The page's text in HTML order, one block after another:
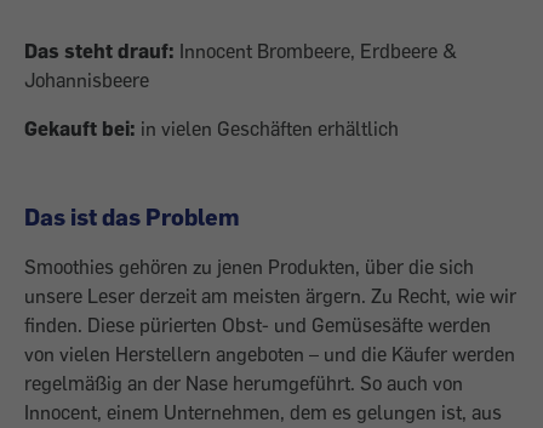
Das steht drauf: Innocent Brombeere, Erdbeere &
Johannisbeere
Gekauft bei: in vielen Geschäften erhältlich
Das ist das Problem
Smoothies gehören zu jenen Produkten, über die sich
unsere Leser derzeit am meisten ärgern. Zu Recht, wie wir
finden. Diese pürierten Obst- und Gemüsesäfte werden
von vielen Herstellern angeboten – und die Käufer werden
regelmäßig an der Nase herumgeführt. So auch von
Innocent, einem Unternehmen, dem es gelungen ist, aus